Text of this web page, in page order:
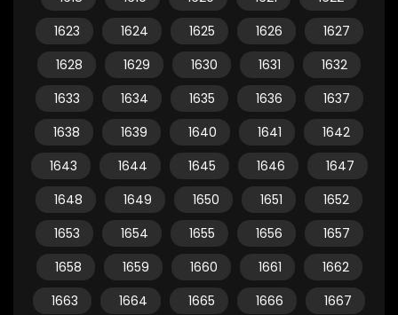
1623
1624 1625 1626
1627
1628
1629 1630 1631
1632
1633
1634 1635 1636
1637
1638
1639 1640 1641
1642
1643
1644 1645 1646
1647
1648
1649 1650 1651
1652
1653
1654 1655 1656
1657
1658
1659 1660 1661
1662
1663
1664 1665 1666
1667